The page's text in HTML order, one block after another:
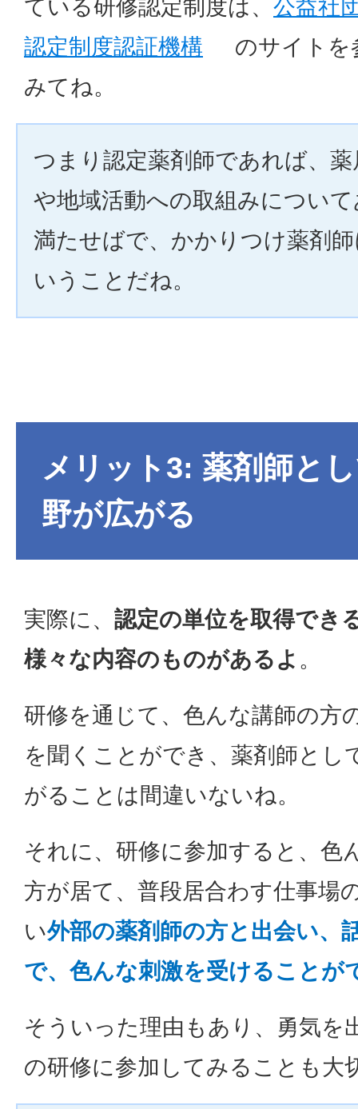
ている研修認定制度は、 公益社
認定制度認証機構
のサイトを
みてね。
つまり認定薬剤師であれば、
や地域活動への取組みについ
満たせばで、かかりつけ薬剤
いうことだね。
メリット3: 薬剤師と
野が広がる
実際に、 認定の単位を取得でき
様々な内容のものがあるよ 。
研修を通じて、色んな講師の方
を聞くことができ、薬剤師とし
がることは間違いないね。
それに、研修に参加すると、色
方が居て、普段居合わす仕事場
い外部の薬剤師の方と出会い、
で、色んな刺激を受けることが
そういった理由もあり、勇気を
の研修に参加してみることも大